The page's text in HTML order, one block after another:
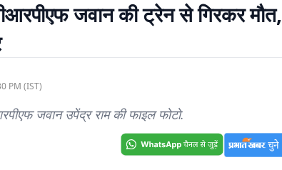
जवान की ट्रेन से गिरकर मौत,
PM (IST)
जवान उपेंद्र राम की फाइल फोटो.